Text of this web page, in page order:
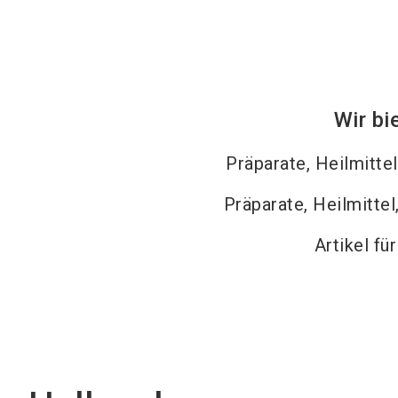
Wir
Präparate,
Präparate,
Artikel für